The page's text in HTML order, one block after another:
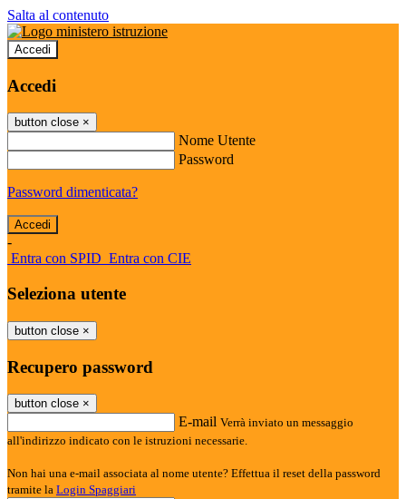
Salta al contenuto
Accedi
Accedi
button close ×
Nome Utente
Password
Password dimenticata?
-
Entra con SPID Entra con CIE
Seleziona utente
button close ×
Recupero password
button close ×
E-mail Verrà inviato un messaggio
all'indirizzo indicato con le istruzioni necessarie.
Non hai una e-mail associata al nome utente? Effettua il reset della password
tramite la Login Spaggiari